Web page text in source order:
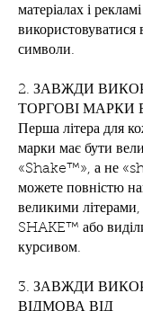
матеріалах і
використовуватися
символи.
2. ЗАВЖДИ
ТОРГОВІ МАРКИ
Перша літера для
марки має бути
«Shake™», а не
можете повністю
великими літерами,
SHAKE™ або
курсивом.
3. ЗАВЖДИ
ВІДМОВА ВІД